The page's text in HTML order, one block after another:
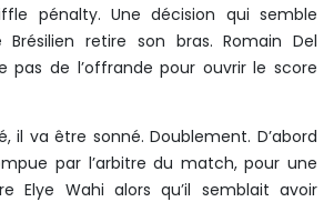
pénalty. Une décision qui semble
Brésilien retire son bras. Romain Del
pas de l’offrande pour ouvrir le score
il va être sonné. Doublement. D’abord
par l’arbitre du match, pour une
Elye Wahi alors qu’il semblait avoir